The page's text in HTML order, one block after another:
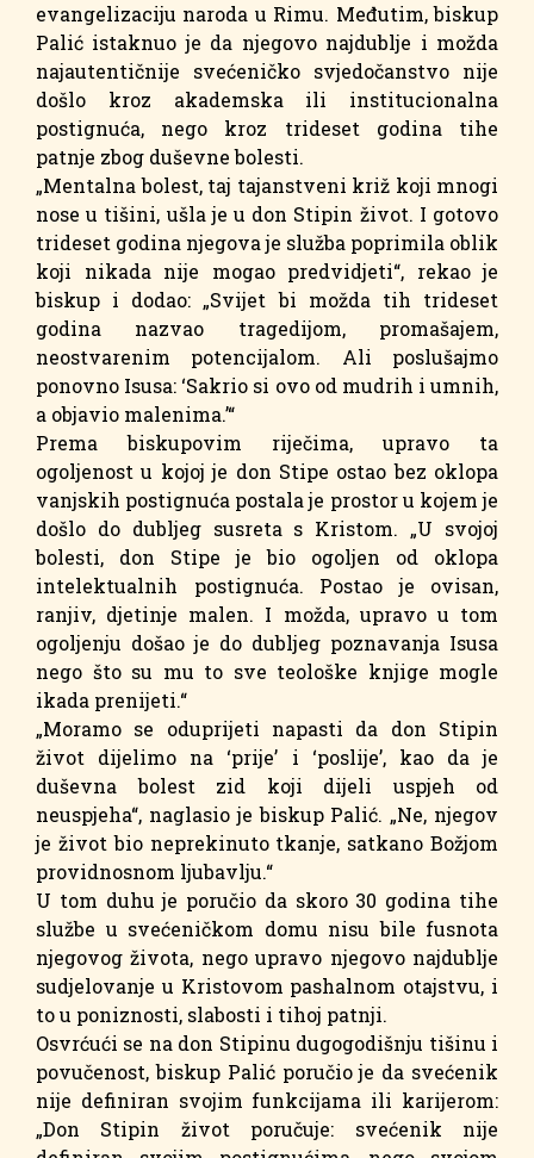
evangelizaciju naroda u Rimu. Međutim, biskup
Palić istaknuo je da njegovo najdublje i možda
najautentičnije svećeničko svjedočanstvo nije
došlo kroz akademska ili institucionalna
postignuća, nego kroz trideset godina tihe
patnje zbog duševne bolesti.
„Mentalna bolest, taj tajanstveni križ koji mnogi
nose u tišini, ušla je u don Stipin život. I gotovo
trideset godina njegova je služba poprimila oblik
koji nikada nije mogao predvidjeti“, rekao je
biskup i dodao: „Svijet bi možda tih trideset
godina nazvao tragedijom, promašajem,
neostvarenim potencijalom. Ali poslušajmo
ponovno Isusa: ‘Sakrio si ovo od mudrih i umnih,
a objavio malenima.’“
Prema biskupovim riječima, upravo ta
ogoljenost u kojoj je don Stipe ostao bez oklopa
vanjskih postignuća postala je prostor u kojem je
došlo do dubljeg susreta s Kristom. „U svojoj
bolesti, don Stipe je bio ogoljen od oklopa
intelektualnih postignuća. Postao je ovisan,
ranjiv, djetinje malen. I možda, upravo u tom
ogoljenju došao je do dubljeg poznavanja Isusa
nego što su mu to sve teološke knjige mogle
ikada prenijeti.“
„Moramo se oduprijeti napasti da don Stipin
život dijelimo na ‘prije’ i ‘poslije’, kao da je
duševna bolest zid koji dijeli uspjeh od
neuspjeha“, naglasio je biskup Palić. „Ne, njegov
je život bio neprekinuto tkanje, satkano Božjom
providnosnom ljubavlju.“
U tom duhu je poručio da skoro 30 godina tihe
službe u svećeničkom domu nisu bile fusnota
njegovog života, nego upravo njegovo najdublje
sudjelovanje u Kristovom pashalnom otajstvu, i
to u poniznosti, slabosti i tihoj patnji.
Osvrćući se na don Stipinu dugogodišnju tišinu i
povučenost, biskup Palić poručio je da svećenik
nije definiran svojim funkcijama ili karijerom:
„Don Stipin život poručuje: svećenik nije